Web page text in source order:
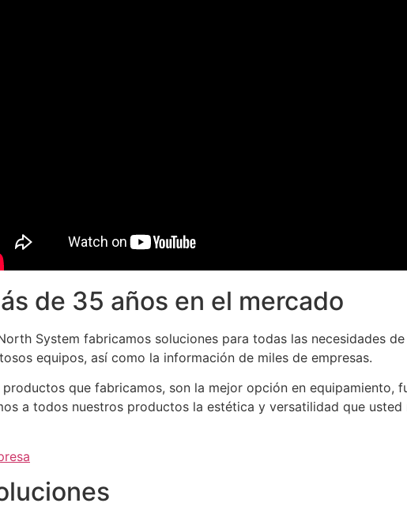
de 35 años en el mercado
System fabricamos soluciones para todas las necesidades
equipos, así como la información de miles de empresas.
productos que fabricamos, son la mejor opción en equipamiento,
a todos nuestros productos la estética y versatilidad que usted